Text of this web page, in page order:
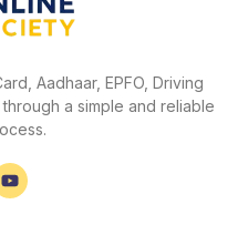
Aadhaar, EPFO, Driving
a simple and reliable